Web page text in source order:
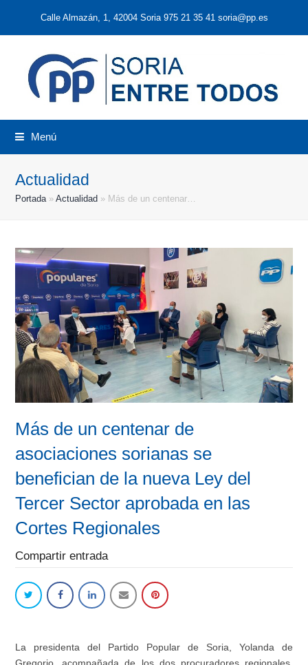
Calle Almazán, 1, 42004 Soria 975 21 35 41 soria@pp.es
Menú
Actualidad
Portada»Actualidad » Más de un centenar…
Más de un centenar de
asociaciones sorianas se
benefician de la nueva Ley del
Tercer Sector aprobada en las
Cortes Regionales
Compartir entrada
La presidenta del Partido Popular de Soria, Yolanda de